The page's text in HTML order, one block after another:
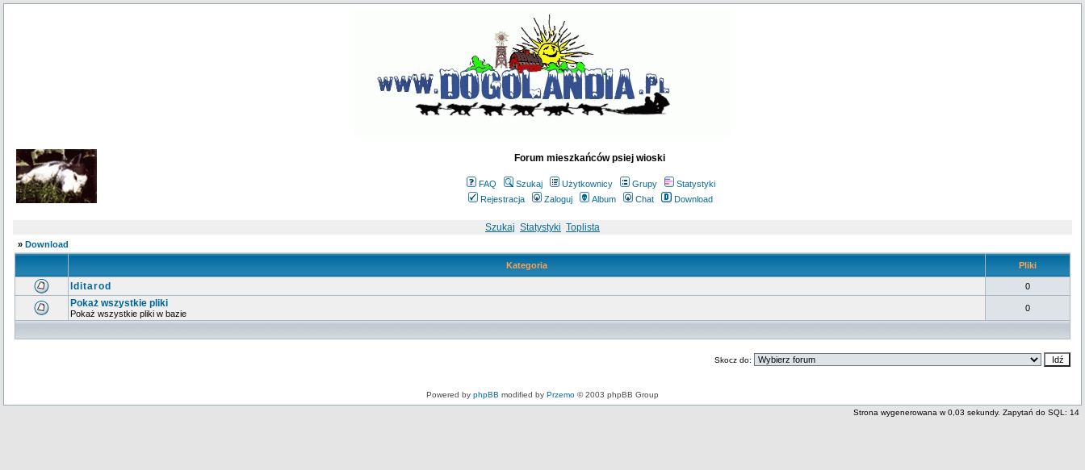
Forum mieszkańców psiej wioski
FAQ Szukaj Użytkownicy Grupy
Statystyki
Rejestracja
Zaloguj Album Chat Download
Szukaj Statystyki Toplista
» Download
Kategoria Pliki
Iditarod 0
Pokaż wszystkie pliki
Pokaż wszystkie pliki w bazie
0
Skocz do:
Powered by phpBB modified by Przemo © 2003 phpBB Group
Strona wygenerowana w 0,03 sekundy. Zapytań do SQL: 14